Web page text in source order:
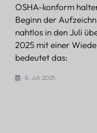
OSHA-konform
Beginn der
nahtlos in den Juli
2025 mit einer
bedeutet das:
8. Juli 2025